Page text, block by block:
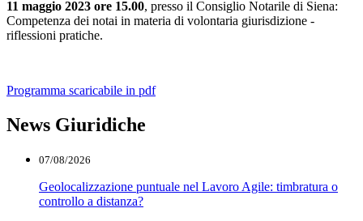
11 maggio 2023 ore 15.00, presso il Consiglio Notarile di Siena:
Competenza dei notai in materia di volontaria giurisdizione -
riflessioni pratiche.
Programma scaricabile in pdf
News Giuridiche
07/08/2026
Geolocalizzazione puntuale nel Lavoro Agile: timbratura o
controllo a distanza?